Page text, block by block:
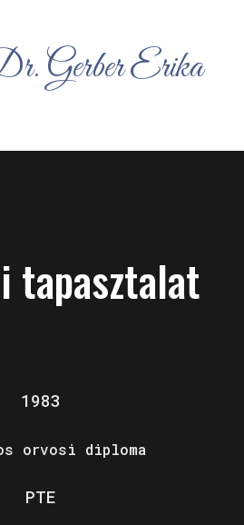
Gerber Erika
tapasztalat
1983
orvosi diploma
PTE